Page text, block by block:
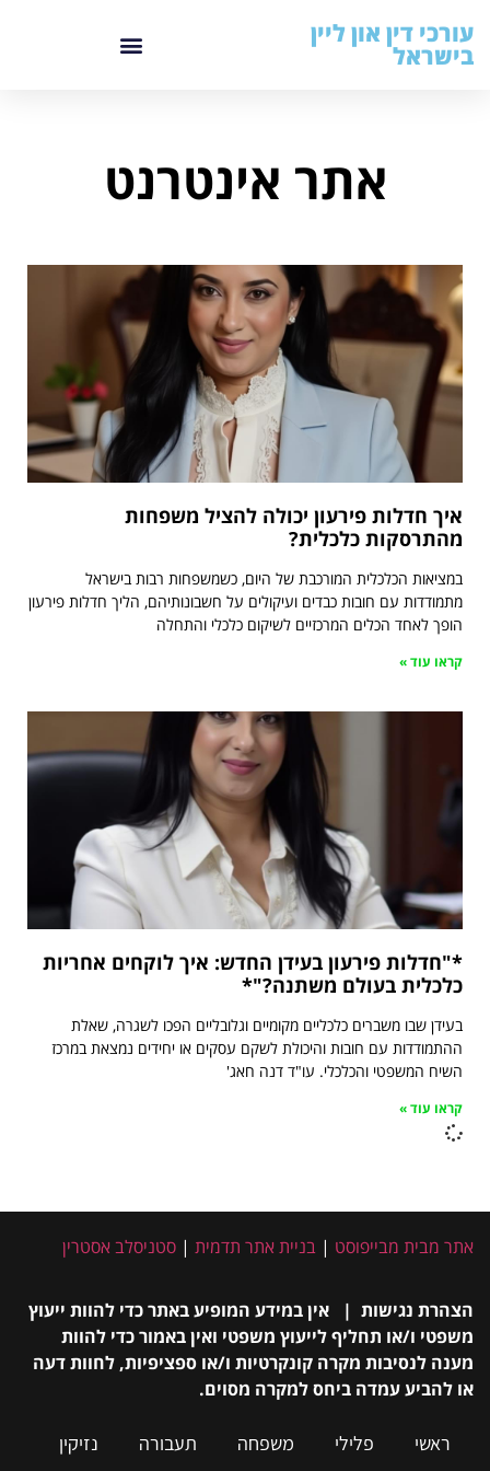
עורכי דין און ליין
בישראל
אתר אינטרנט
איך חדלות פירעון יכולה להציל משפחות
מהתרסקות כלכלית?
במציאות הכלכלית המורכבת של היום, כשמשפחות רבות בישראל
מתמודדות עם חובות כבדים ועיקולים על חשבונותיהם, הליך חדלות פירעון
הופך לאחד הכלים המרכזיים לשיקום כלכלי והתחלה
קראו עוד »
*"חדלות פירעון בעידן החדש: איך לוקחים אחריות
כלכלית בעולם משתנה?"*
בעידן שבו משברים כלכליים מקומיים וגלובליים הפכו לשגרה, שאלת
ההתמודדות עם חובות והיכולת לשקם עסקים או יחידים נמצאת במרכז
השיח המשפטי והכלכלי. עו"ד דנה חאג'
קראו עוד »
אתר מבית מבייפוסט | בניית אתר תדמית | סטניסלב אסטרין
הצהרת נגישות | אין במידע המופיע באתר כדי להוות ייעוץ
משפטי ו/או תחליף לייעוץ משפטי ואין באמור כדי להוות
מענה לנסיבות מקרה קונקרטיות ו/או ספציפיות, לחוות דעה
או להביע עמדה ביחס למקרה מסוים.
ראשי פלילי משפחה תעבורה נזיקין